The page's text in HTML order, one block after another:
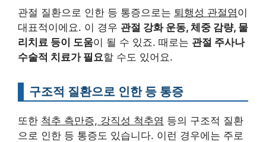
관절 질환으로 인한 등 통증으로는 퇴행성 관절염이
대표적이에요. 이 경우 관절 강화 운동, 체중 감량, 물
리치료 등이 도움이 될 수 있죠. 때로는 관절 주사나
수술적 치료가 필요할 수도 있어요.
구조적 질환으로 인한 등 통증
또한 척추 측만증, 강직성 척추염 등의 구조적 질환
으로 인한 등 통증도 있습니다. 이런 경우에는 주로